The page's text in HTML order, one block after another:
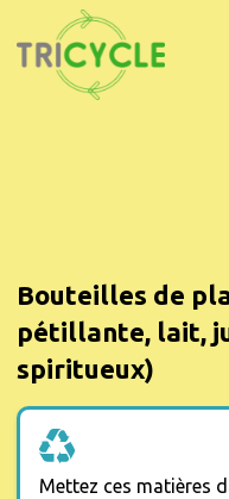
Bouteilles de
pétillante, lait,
spiritueux)
Mettez ces matières